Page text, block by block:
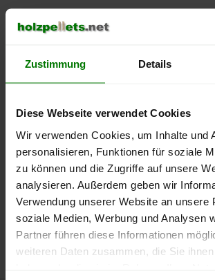
Zustimmung Details
Diese Webseite verwendet Cookies
Wir verwenden Cookies, um Inhalte und
personalisieren, Funktionen für soziale
zu können und die Zugriffe auf unsere
analysieren. Außerdem geben wir
Verwendung unserer Website an unsere
soziale Medien, Werbung und Analysen
Partner führen diese Informationen
weiteren Daten zusammen, die Sie
lose Ware Sackware
September
Januar
250 €
300 €
Die aktuelle Preisentwicklung für
können Sie jederzeit auf unserer
nachvollziehen.